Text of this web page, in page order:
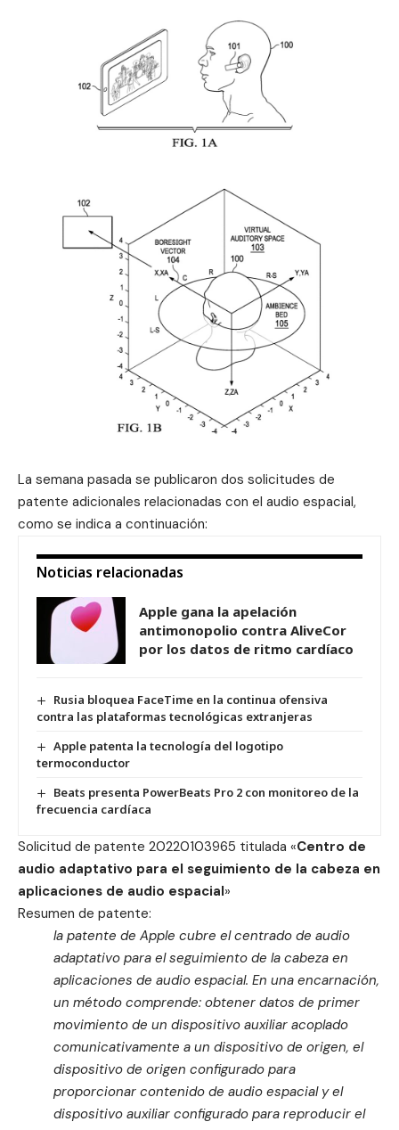
La semana pasada se publicaron dos solicitudes de
patente adicionales relacionadas con el audio espacial,
como se indica a continuación:
Noticias relacionadas
Apple gana la apelación
antimonopolio contra AliveCor
por los datos de ritmo cardíaco
Rusia bloquea FaceTime en la continua ofensiva
contra las plataformas tecnológicas extranjeras
Apple patenta la tecnología del logotipo
termoconductor
Beats presenta PowerBeats Pro 2 con monitoreo de la
frecuencia cardíaca
Solicitud de patente 20220103965 titulada «Centro de
audio adaptativo para el seguimiento de la cabeza en
aplicaciones de audio espacial»
Resumen de patente:
la patente de Apple cubre el centrado de audio
adaptativo para el seguimiento de la cabeza en
aplicaciones de audio espacial. En una encarnación,
un método comprende: obtener datos de primer
movimiento de un dispositivo auxiliar acoplado
comunicativamente a un dispositivo de origen, el
dispositivo de origen configurado para
proporcionar contenido de audio espacial y el
dispositivo auxiliar configurado para reproducir el